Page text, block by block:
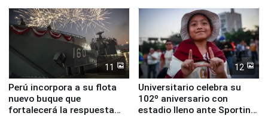
11
Perú incorpora a su flota
nuevo buque que
fortalecerá la respuesta
12
Universitario celebra su
102º aniversario con
estadio lleno ante Sporting